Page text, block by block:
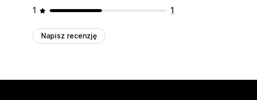
1
1
Napisz recenzję